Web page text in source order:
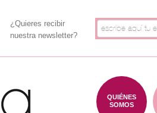
¿Quieres recibir
nuestra newsletter?
QUIÉNES
SOMOS